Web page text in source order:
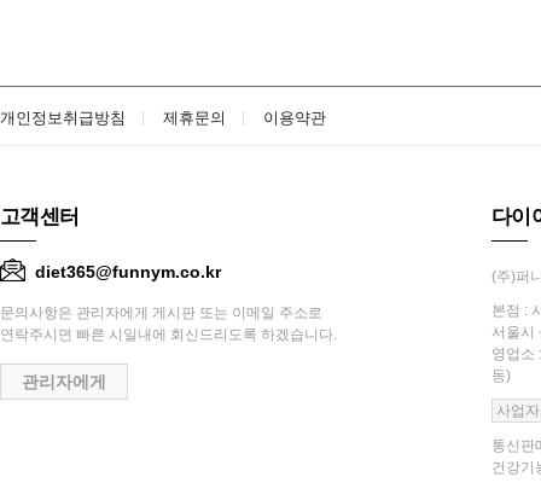
개인정보취급방침 제휴문의 이용약관
고객센터
diet365@funnym.co.kr
문의사항은 관리자에게 게시판 또는 이메일 주소로
연락주시면 빠른 시일내에 회신드리도록 하겠습니다.
관리자에게
다이
(주)퍼
본점 :
서울시
영업소
동)
사업
통신판
건강기